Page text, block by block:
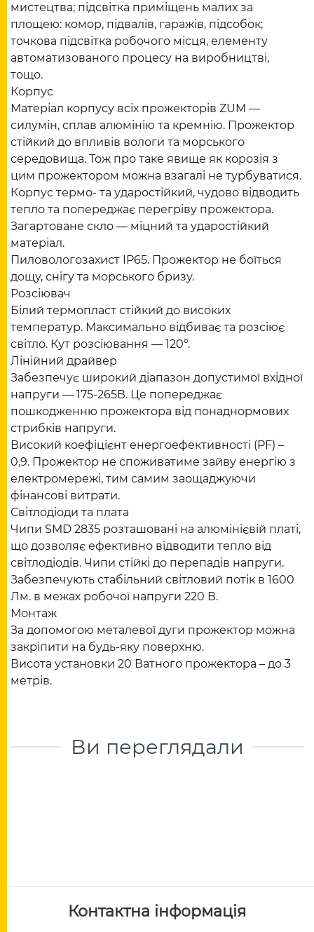
мистецтва; підсвітка приміщень малих за
площею: комор, підвалів, гаражів, підсобок;
точкова підсвітка робочого місця, елементу
автоматизованого процесу на виробництві,
тощо.
Корпус
Матеріал корпусу всіх прожекторів ZUM —
силумін, сплав алюмінію та кремнію. Прожектор
стійкий до впливів вологи та морського
середовища. Тож про таке явище як корозія з
цим прожектором можна взагалі не турбуватися.
Корпус термо- та ударостійкий, чудово відводить
тепло та попереджає перегріву прожектора.
Загартоване скло — міцний та ударостійкий
матеріал.
Пиловологозахист IP65. Прожектор не боїться
дощу, снігу та морського бризу.
Розсіювач
Білий термопласт стійкий до високих
температур. Максимально відбиває та розсіює
світло. Кут розсіювання — 120°.
Лінійний драйвер
Забезпечує широкий діапазон допустимої вхідної
напруги — 175-265В. Це попереджає
пошкодженню прожектора від понаднормових
стрибків напруги.
Високий коефіцієнт енергоефективності (PF) –
0,9. Прожектор не споживатиме зайву енергію з
електромережі, тим самим заощаджуючи
фінансові витрати.
Світлодіоди та плата
Чипи SMD 2835 розташовані на алюмінієвій платі,
що дозволяє ефективно відводити тепло від
світлодіодів. Чипи стійкі до перепадів напруги.
Забезпечують стабільний світловий потік в 1600
Лм. в межах робочої напруги 220 В.
Монтаж
За допомогою металевої дуги прожектор можна
закріпити на будь-яку поверхню.
Висота установки 20 Ватного прожектора – до 3
метрів.
Ви переглядали
Контактна інформація